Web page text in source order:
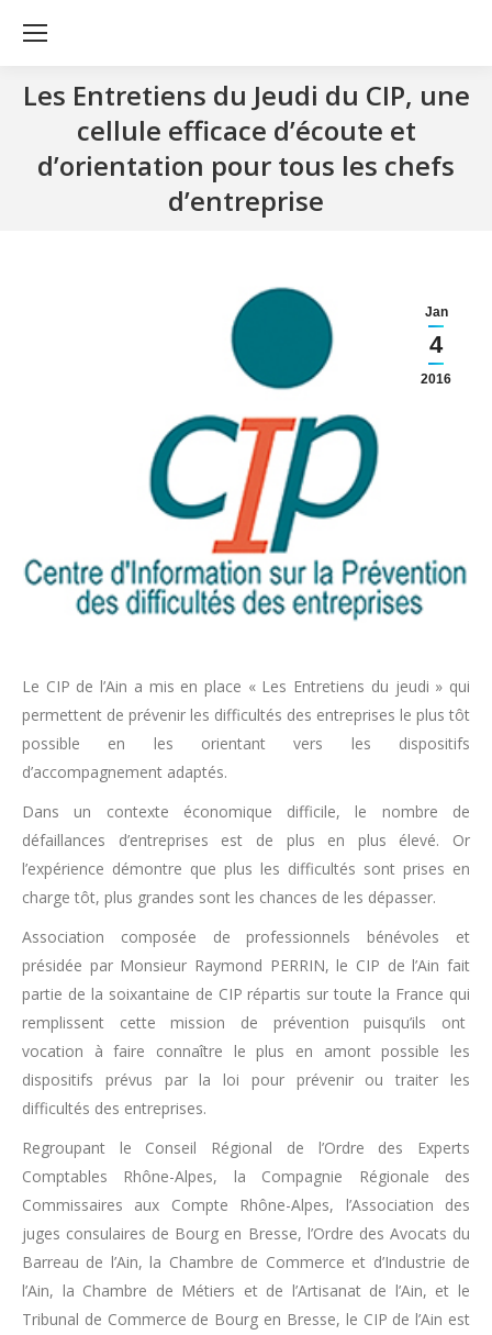
Les Entretiens du Jeudi du CIP, une
cellule efficace d’écoute et
d’orientation pour tous les chefs
d’entreprise
Jan
4
2016
Le CIP de l’Ain a mis en place « Les Entretiens du jeudi » qui
permettent de prévenir les difficultés des entreprises le plus tôt
possible en les orientant vers les dispositifs
d’accompagnement adaptés.
Dans un contexte économique difficile, le nombre de
défaillances d’entreprises est de plus en plus élevé. Or
l’expérience démontre que plus les difficultés sont prises en
charge tôt, plus grandes sont les chances de les dépasser.
Association composée de professionnels bénévoles et
présidée par Monsieur Raymond PERRIN, le CIP de l’Ain fait
partie de la soixantaine de CIP répartis sur toute la France qui
remplissent cette mission de prévention puisqu’ils ont
vocation à faire connaître le plus en amont possible les
dispositifs prévus par la loi pour prévenir ou traiter les
difficultés des entreprises.
Regroupant le Conseil Régional de l’Ordre des Experts
Comptables Rhône-Alpes, la Compagnie Régionale des
Commissaires aux Compte Rhône-Alpes, l’Association des
juges consulaires de Bourg en Bresse, l’Ordre des Avocats du
Barreau de l’Ain, la Chambre de Commerce et d’Industrie de
l’Ain, la Chambre de Métiers et de l’Artisanat de l’Ain, et le
Tribunal de Commerce de Bourg en Bresse, le CIP de l’Ain est